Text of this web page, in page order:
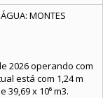
MONTES
2026 operando com
está com 1,24 m
x 10⁶ m3.